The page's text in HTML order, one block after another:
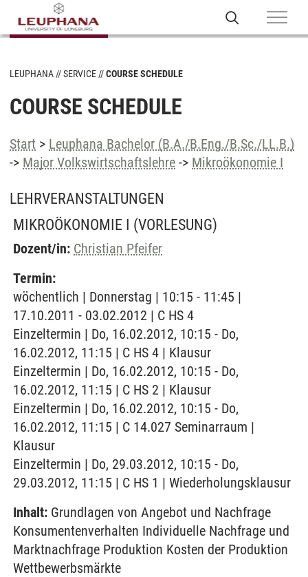
LEUPHANA SERVICE COURSE SCHEDULE
COURSE SCHEDULE
Start > Leuphana Bachelor (B.A./B.Eng./B.Sc./LL.B.)
-> Major Volkswirtschaftslehre -> Mikroökonomie I
LEHRVERANSTALTUNGEN
MIKROÖKONOMIE I (VORLESUNG)
Dozent/in: Christian Pfeifer
Termin:
wöchentlich | Donnerstag | 10:15 - 11:45 |
17.10.2011 - 03.02.2012 | C HS 4
Einzeltermin | Do, 16.02.2012, 10:15 - Do,
16.02.2012, 11:15 | C HS 4 | Klausur
Einzeltermin | Do, 16.02.2012, 10:15 - Do,
16.02.2012, 11:15 | C HS 2 | Klausur
Einzeltermin | Do, 16.02.2012, 10:15 - Do,
16.02.2012, 11:15 | C 14.027 Seminarraum |
Klausur
Einzeltermin | Do, 29.03.2012, 10:15 - Do,
29.03.2012, 11:15 | C HS 1 | Wiederholungsklausur
Inhalt: Grundlagen von Angebot und Nachfrage
Konsumentenverhalten Individuelle Nachfrage und
Marktnachfrage Produktion Kosten der Produktion
Wettbewerbsmärkte